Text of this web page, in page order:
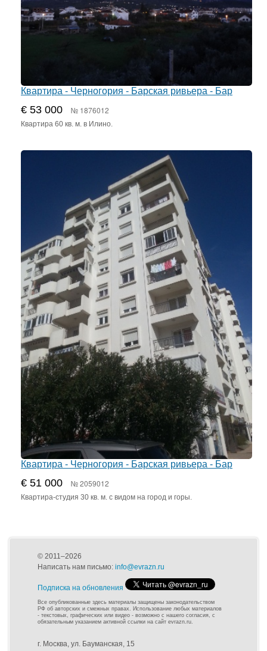
Квартира - Черногория - Барская ривьера - Бар
€ 53 000 № 1876012
Квартира 60 кв. м. в Илино.
Квартира - Черногория - Барская ривьера - Бар
€ 51 000 № 2059012
Квартира-студия 30 кв. м. с видом на город и горы.
© 2011–2026
Написать нам письмо: info@evrazn.ru
Подписка на обновления
Все опубликованные здесь материалы защищены законодательством
РФ об авторских и смежных правах. Использование любых материалов
- текстовых, графических или видео - возможно с нашего согласия, с
обязательным указанием активной ссылки на сайт evrazn.ru.
г. Москва, ул. Бауманская, 15